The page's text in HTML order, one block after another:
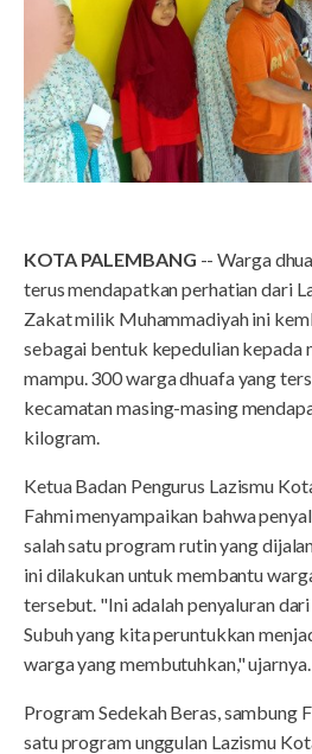
KOTA PALEMBANG -- Warga
terus mendapatkan perhatian dari
Zakat milik Muhammadiyah ini
sebagai bentuk kepedulian kepada
mampu. 300 warga dhuafa yang
kecamatan masing-masing
kilogram.
Ketua Badan Pengurus Lazismu
Fahmi menyampaikan bahwa
salah satu program rutin yang
ini dilakukan untuk membantu
tersebut. "Ini adalah penyaluran
Subuh yang kita peruntukkan
warga yang membutuhkan," ujarnya.
Program Sedekah Beras, sambung
satu program unggulan Lazismu